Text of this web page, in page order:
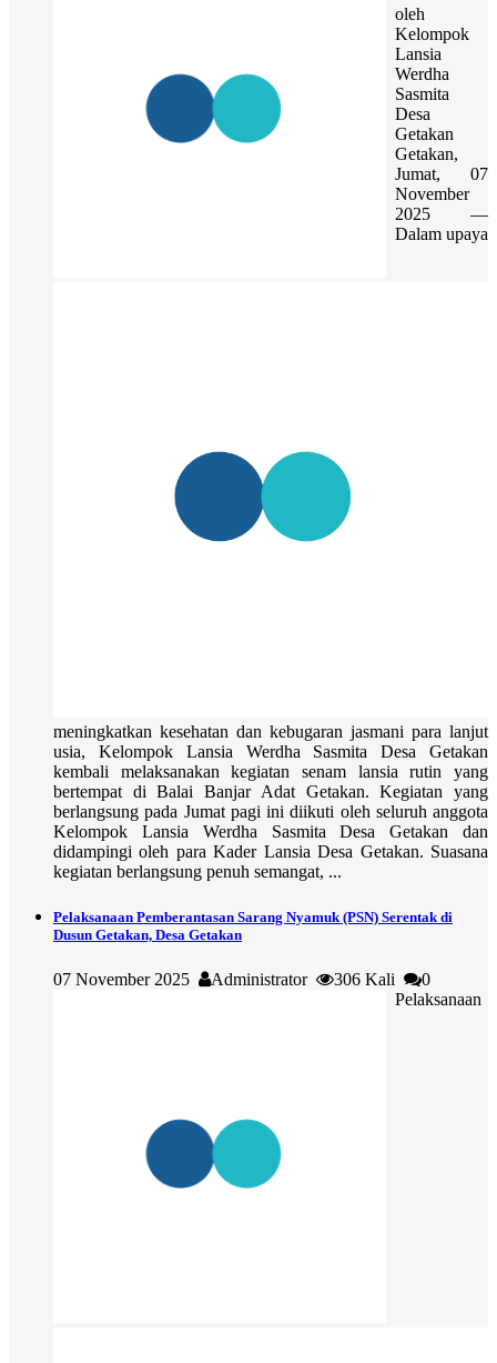
oleh
Kelompok
Lansia
Werdha
Sasmita
Desa
Getakan
Getakan,
Jumat, 07
November
2025 —
Dalam upaya
meningkatkan kesehatan dan kebugaran jasmani para lanjut
usia, Kelompok Lansia Werdha Sasmita Desa Getakan
kembali melaksanakan kegiatan senam lansia rutin yang
bertempat di Balai Banjar Adat Getakan. Kegiatan yang
berlangsung pada Jumat pagi ini diikuti oleh seluruh anggota
Kelompok Lansia Werdha Sasmita Desa Getakan dan
didampingi oleh para Kader Lansia Desa Getakan. Suasana
kegiatan berlangsung penuh semangat, ...
Pelaksanaan Pemberantasan Sarang Nyamuk (PSN) Serentak di
Dusun Getakan, Desa Getakan
07 November 2025 Administrator 306 Kali
0
Pelaksanaan